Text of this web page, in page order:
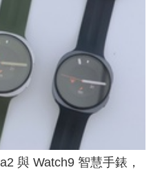
與 Watch9 智慧手錶，